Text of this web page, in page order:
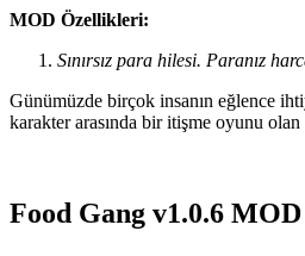
MOD Özellikleri:
Sınırsız para hilesi. Paranız
Günümüzde birçok insanın eğlence
karakter arasında bir itişme oyunu olan
Food Gang v1.0.6